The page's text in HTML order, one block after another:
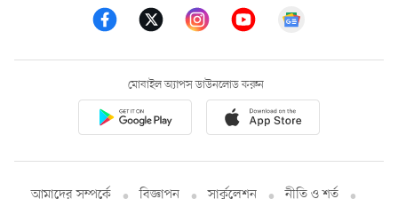
মোবাইল অ্যাপস ডাউনলোড করুন
আমাদের সম্পর্কে বিজ্ঞাপন সার্কুলেশন
নীতি ও শর্ত